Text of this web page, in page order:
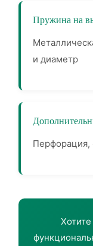
Пружина на
и диаметр
Перфорация,